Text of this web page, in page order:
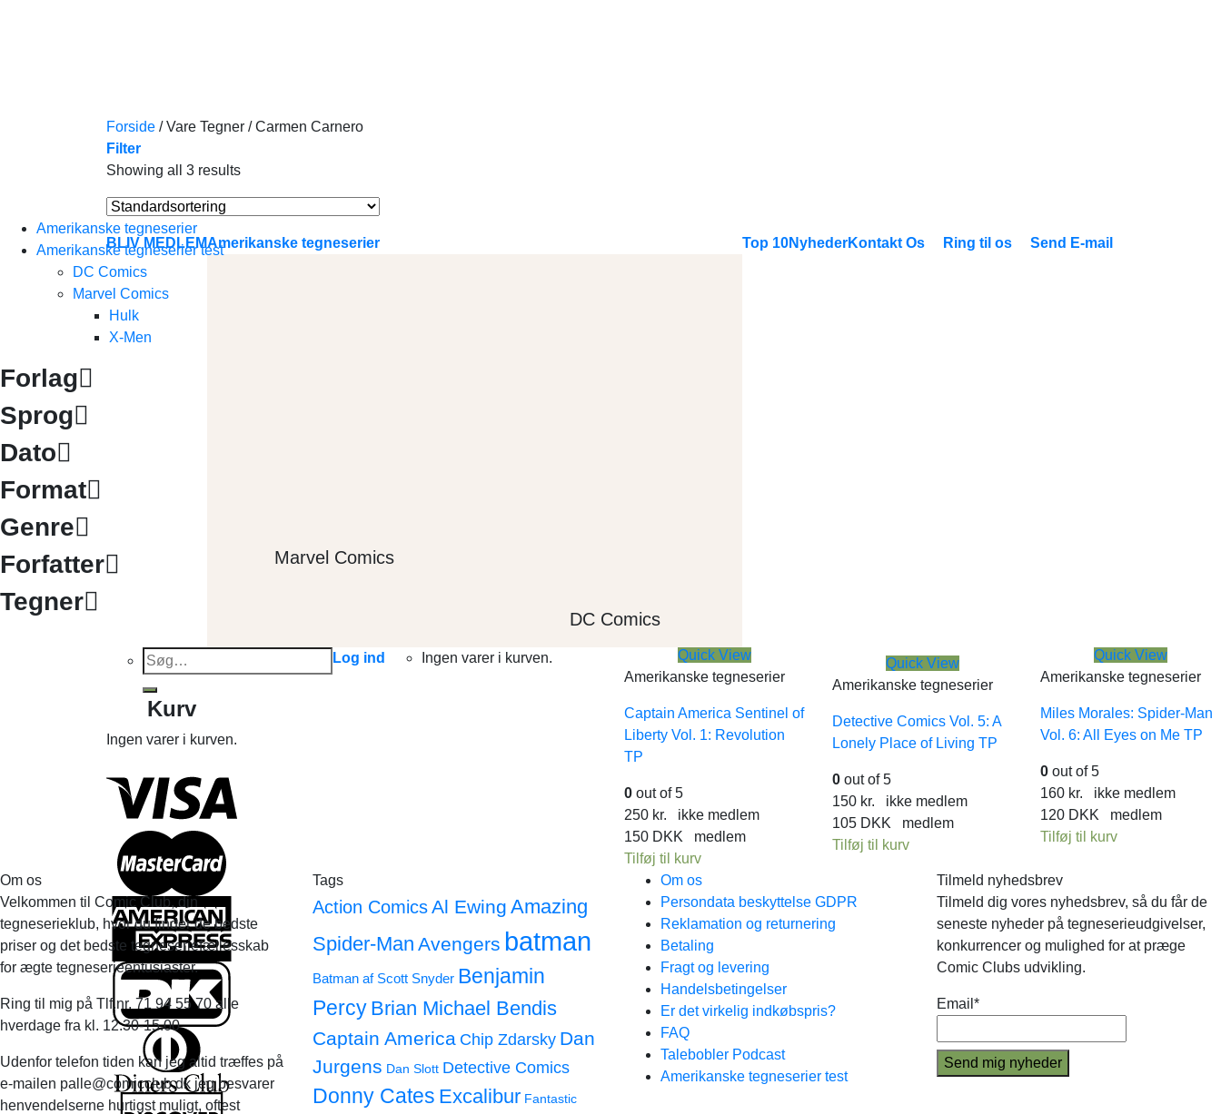
BLIV MEDLEMAmerikanske tegneserier
Marvel Comics
DC Comics
Top 10NyhederKontakt Os Ring til os Send E-mail
Søg
efter:
Log ind Ingen varer i kurven.
Kurv
Ingen varer i kurven.
Forside /Vare Tegner /Carmen Carnero
Filter
Showing all 3 results
Amerikanske tegneserier
Amerikanske tegneserier test
DC Comics
Marvel Comics
Hulk
X-Men
Forlag
Sprog
Dato
Format
Genre
Forfatter
Tegner
Quick View
Amerikanske tegneserier
Captain America Sentinel of
Liberty Vol. 1: Revolution
TP
0 out of 5
250 kr. ikke medlem
150 DKK medlem
Tilføj til kurv
Quick View
Amerikanske tegneserier
Detective Comics Vol. 5: A
Lonely Place of Living TP
0 out of 5
150 kr. ikke medlem
105 DKK medlem
Tilføj til kurv
Quick View
Amerikanske tegneserier
Miles Morales: Spider-Man
Vol. 6: All Eyes on Me TP
0 out of 5
160 kr. ikke medlem
120 DKK medlem
Tilføj til kurv
Om os
Velkommen til Comic Club, din
tegneserieklub, hvor du finder de bedste
priser og det bedste tegneseriefællesskab
for ægte tegneserieentusiaster.
Ring til mig på Tlf.nr. 71 94 55 70 alle
hverdage fra kl. 12.30-15.00
Udenfor telefon tiden kan jeg altid træffes på
e-mailen palle@comicclub.dk jeg besvarer
henvendelserne hurtigst muligt, oftest
Tags
Action Comics Al Ewing Amazing
Spider-Man Avengers batman
Batman af Scott Snyder Benjamin
Percy Brian Michael Bendis
Captain America Chip Zdarsky Dan
Jurgens Dan Slott Detective Comics
Donny Cates Excalibur Fantastic
Om os
Persondata beskyttelse GDPR
Reklamation og returnering
Betaling
Fragt og levering
Handelsbetingelser
Er det virkelig indkøbspris?
FAQ
Talebobler Podcast
Amerikanske tegneserier test
Tilmeld nyhedsbrev
Tilmeld dig vores nyhedsbrev, så du får de
seneste nyheder på tegneserieudgivelser,
konkurrencer og mulighed for at præge
Comic Clubs udvikling.
Email*